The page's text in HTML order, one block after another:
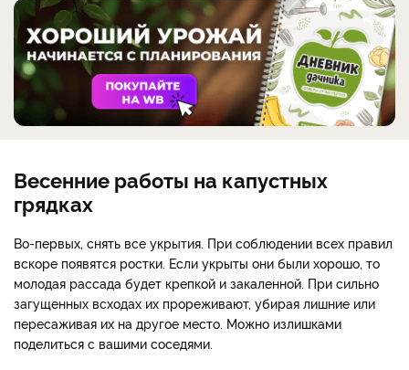
Весенние работы на капустных
грядках
Во-первых, снять все укрытия. При соблюдении всех правил
вскоре появятся ростки. Если укрыты они были хорошо, то
молодая рассада будет крепкой и закаленной. При сильно
загущенных всходах их прореживают, убирая лишние или
пересаживая их на другое место. Можно излишками
поделиться с вашими соседями.